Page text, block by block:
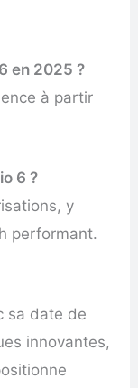
en 2025 ?
à partir
6 ?
y
performant.
sa date de
innovantes,